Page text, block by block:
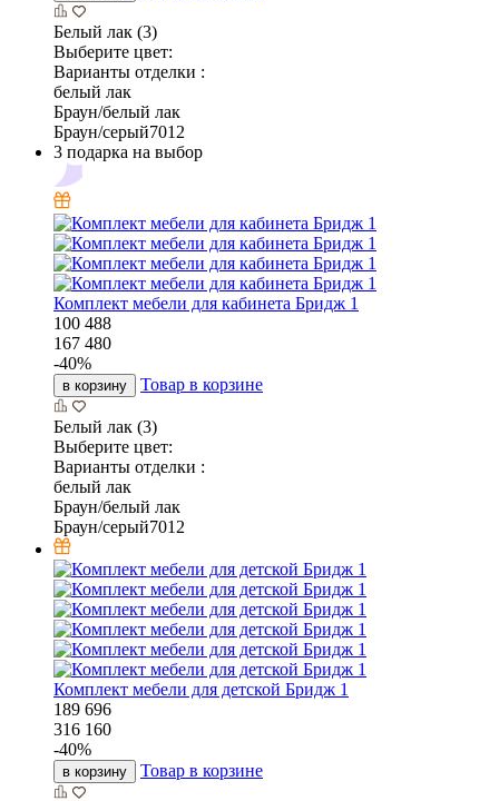
Белый лак (3)
Выберите цвет:
Варианты отделки :
белый лак
Браун/белый лак
Браун/серый7012
3 подарка на выбор
Комплект мебели для кабинета Бридж 1
100 488
167 480
-40%
в корзину Товар в корзине
Белый лак (3)
Выберите цвет:
Варианты отделки :
белый лак
Браун/белый лак
Браун/серый7012
Комплект мебели для детской Бридж 1
189 696
316 160
-40%
в корзину Товар в корзине